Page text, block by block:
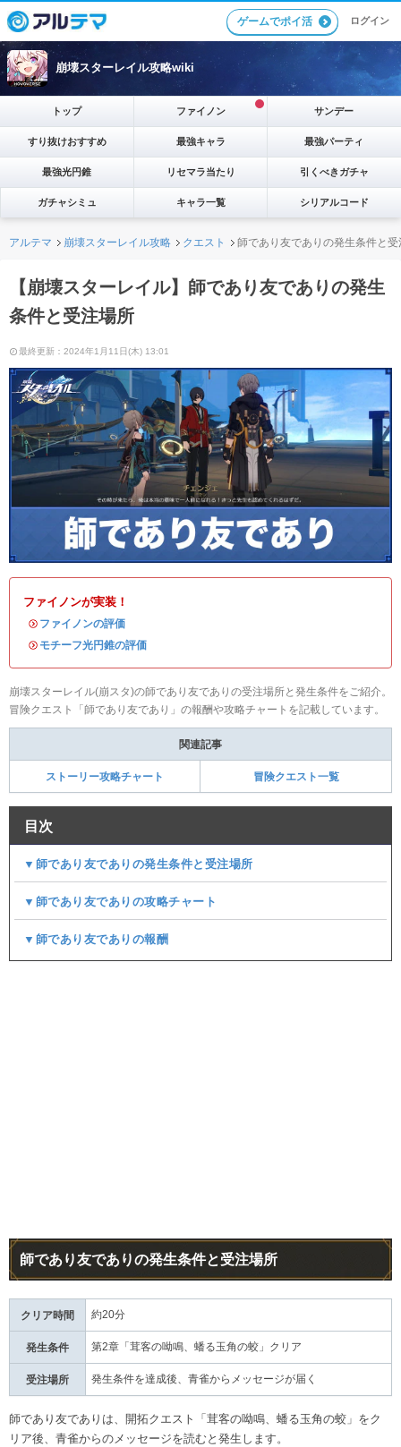
ゲームでポイ活 ログイン
崩壊スターレイル攻略wiki
トップ ファイノン サンデー
すり抜けおすすめ 最強キャラ 最強パーティ
最強光円錐 リセマラ当たり 引くべきガチャ
ガチャシミュ キャラ一覧 シリアルコード
アルテマ 崩壊スターレイル攻略 クエスト 師であり友でありの発生条件と受
【崩壊スターレイル】師であり友でありの発生
条件と受注場所
最終更新：2024年1月11日(木) 13:01
ファイノンが実装！
・ ファイノンの評価
・ モチーフ光円錐の評価
崩壊スターレイル(崩スタ)の師であり友でありの受注場所と発生条件をご紹介。
冒険クエスト「師であり友であり」の報酬や攻略チャートを記載しています。
関連記事
ストーリー攻略チャート 冒険クエスト一覧
目次
▼師であり友でありの発生条件と受注場所
▼師であり友でありの攻略チャート
▼師であり友でありの報酬
師であり友でありの発生条件と受注場所
クリア時間 約20分
発生条件 第2章「茸客の呦鳴、蟠る玉角の蛟」クリア
受注場所 発生条件を達成後、青雀からメッセージが届く
師であり友でありは、開拓クエスト「茸客の呦鳴、蟠る玉角の蛟」をク
リア後、青雀からのメッセージを読むと発生します。